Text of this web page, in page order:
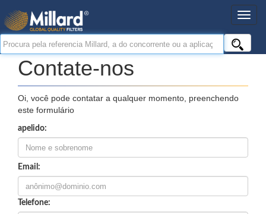
Contate-nos
Oi, você pode contatar a qualquer momento, preenchendo
este formulário
apelido:
Email:
Telefone: